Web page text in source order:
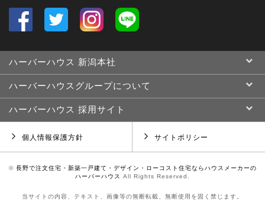
ハーバーハウス 新潟本社
ハーバーハウスグループについて
ハーバーハウス 採用サイト
個人情報保護方針 サイトポリシー
© 長野で注文住宅・新築一戸建て・デザイン・ローコスト住宅ならハウスメーカーの
ハーバーハウス
All Rights Reserved.
当サイトの内容、テキスト、画像等の無断転載、無断使用を固く禁じます。